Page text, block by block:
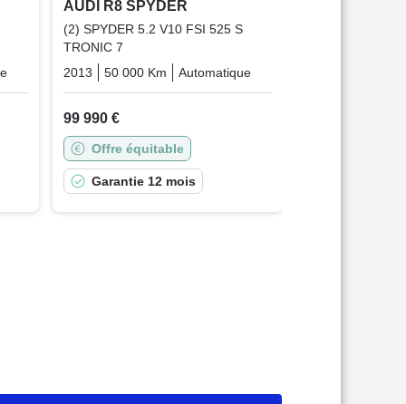
Essence
AUDI R8 SPYDER
(2) SPYDER 5.2 V10 FSI 525 S
TRONIC 7
2013
50 000 Km Automatique
99 990 €
Offre équitable
Garantie 12 mois